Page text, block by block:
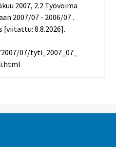
2007, 2.2 Työvoima
2007/07 - 2006/07 .
[viitattu: 8.8.2026].
07/tyti_2007_07_